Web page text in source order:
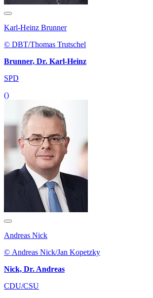
Karl-Heinz Brunner
© DBT/Thomas Trutschel
Brunner, Dr. Karl-Heinz
SPD
()
Andreas Nick
© Andreas Nick/Jan Kopetzky
Nick, Dr. Andreas
CDU/CSU